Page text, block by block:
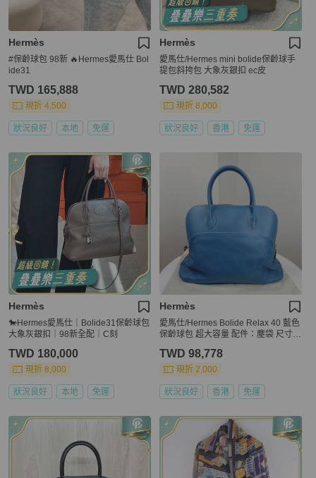
Hermès
#保齡球包 98新 🔥Hermes愛馬仕 Bol
ide31
TWD 165,888
現折 4,500
狀況良好 本地 免運
Hermès
愛馬仕/Hermes mini bolide保齡球手
提包斜挎包 大象灰銀扣 ec皮
TWD 280,582
現折 8,000
狀況良好 香港 免運
Hermès
🐎Hermes愛馬仕｜Bolide31保齡球包
大象灰銀扣｜98新全配｜C刻
TWD 180,000
現折 8,000
狀況良好 本地 免運
Hermès
愛馬仕/Hermes Bolide Relax 40 藍色
保齡球包 超大容量 配件：塵袋 尺寸：
TWD 98,778
現折 2,000
狀況良好 香港 免運